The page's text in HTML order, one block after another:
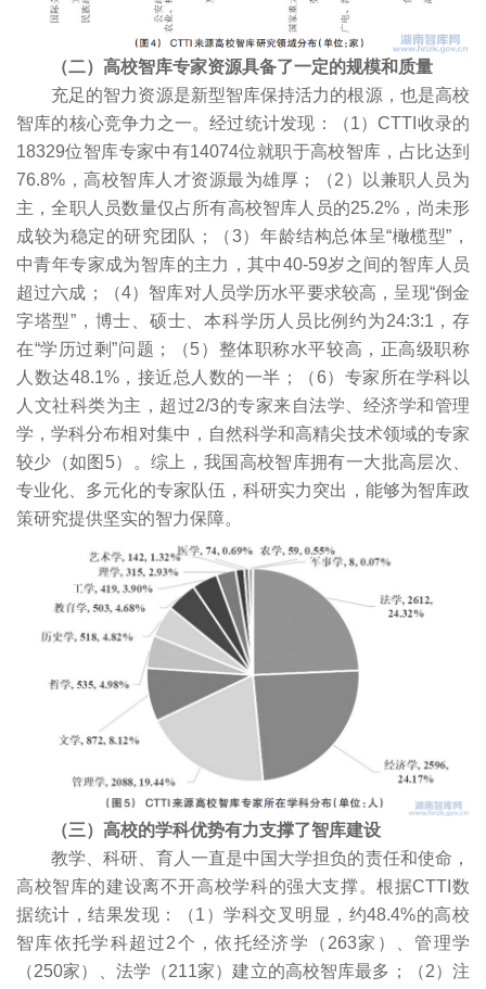
（二）高校智库专家资源具备了一定的规模和质量
充足的智力资源是新型智库保持活力的根源，也是高校
智库的核心竞争力之一。经过统计发现：（1）CTTI收录的
18329位智库专家中有14074位就职于高校智库，占比达到
76.8%，高校智库人才资源最为雄厚；（2）以兼职人员为
主，全职人员数量仅占所有高校智库人员的25.2%，尚未形
成较为稳定的研究团队；（3）年龄结构总体呈“橄榄型”，
中青年专家成为智库的主力，其中40-59岁之间的智库人员
超过六成；（4）智库对人员学历水平要求较高，呈现“倒金
字塔型”，博士、硕士、本科学历人员比例约为24:3:1，存
在“学历过剩”问题；（5）整体职称水平较高，正高级职称
人数达48.1%，接近总人数的一半；（6）专家所在学科以
人文社科类为主，超过2/3的专家来自法学、经济学和管理
学，学科分布相对集中，自然科学和高精尖技术领域的专家
较少（如图5）。综上，我国高校智库拥有一大批高层次、
专业化、多元化的专家队伍，科研实力突出，能够为智库政
策研究提供坚实的智力保障。
（三）高校的学科优势有力支撑了智库建设
教学、科研、育人一直是中国大学担负的责任和使命，
高校智库的建设离不开高校学科的强大支撑。根据CTTI数
据统计，结果发现：（1）学科交叉明显，约48.4%的高校
智库依托学科超过2个，依托经济学（263家）、管理学
（250家）、法学（211家）建立的高校智库最多；（2）注